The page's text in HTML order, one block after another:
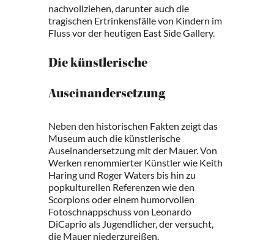
nachvollziehen, darunter auch die
tragischen Ertrinkensfälle von Kindern im
Fluss vor der heutigen East Side Gallery.
Die künstlerische
Auseinandersetzung
Neben den historischen Fakten zeigt das
Museum auch die künstlerische
Auseinandersetzung mit der Mauer. Von
Werken renommierter Künstler wie Keith
Haring und Roger Waters bis hin zu
popkulturellen Referenzen wie den
Scorpions oder einem humorvollen
Fotoschnappschuss von Leonardo
DiCaprio als Jugendlicher, der versucht,
die Mauer niederzureißen.